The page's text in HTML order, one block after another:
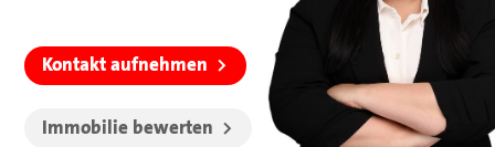
Kontakt aufnehmen
Immobilie bewerten